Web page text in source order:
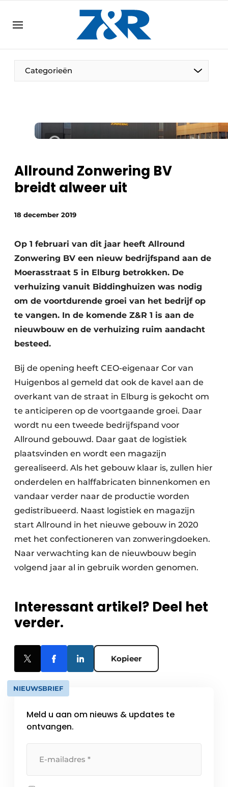
DE EN
NL
Categorieën
Allround Zonwering BV
breidt alweer uit
18 december 2019
Op 1 februari van dit jaar heeft Allround
Zonwering BV een nieuw bedrijfspand aan de
Moerasstraat 5 in Elburg betrokken. De
verhuizing vanuit Biddinghuizen was nodig
om de voortdurende groei van het bedrijf op
te vangen. In de komende Z&R 1 is aan de
nieuwbouw en de verhuizing ruim aandacht
besteed.
Bij de opening heeft CEO-eigenaar Cor van
Huigenbos al gemeld dat ook de kavel aan de
overkant van de straat in Elburg is gekocht om
te anticiperen op de voortgaande groei. Daar
wordt nu een tweede bedrijfspand voor
Allround gebouwd. Daar gaat de logistiek
plaatsvinden en wordt een magazijn
gerealiseerd. Als het gebouw klaar is, zullen hier
onderdelen en halffabricaten binnenkomen en
vandaar verder naar de productie worden
gedistribueerd. Naast logistiek en magazijn
start Allround in het nieuwe gebouw in 2020
met het confectioneren van zonweringdoeken.
Naar verwachting kan de nieuwbouw begin
volgend jaar al in gebruik worden genomen.
Interessant artikel? Deel het
verder.
Kopieer
NIEUWSBRIEF
Meld u aan om nieuws & updates te
ontvangen.